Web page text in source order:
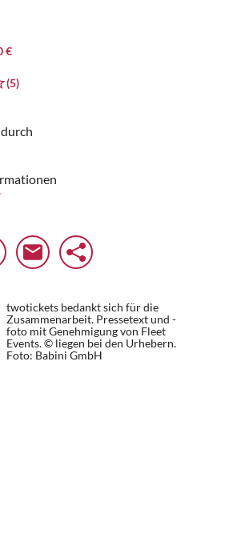
€
(5)
twotickets bedankt sich für die
Zusammenarbeit. Pressetext und -
foto mit Genehmigung von Fleet
Events. © liegen bei den Urhebern.
Foto: Babini GmbH